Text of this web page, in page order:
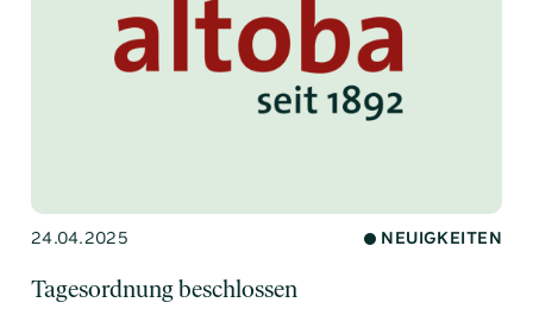
24.04.2025 NEUIGKEITEN
Tagesordnung beschlossen